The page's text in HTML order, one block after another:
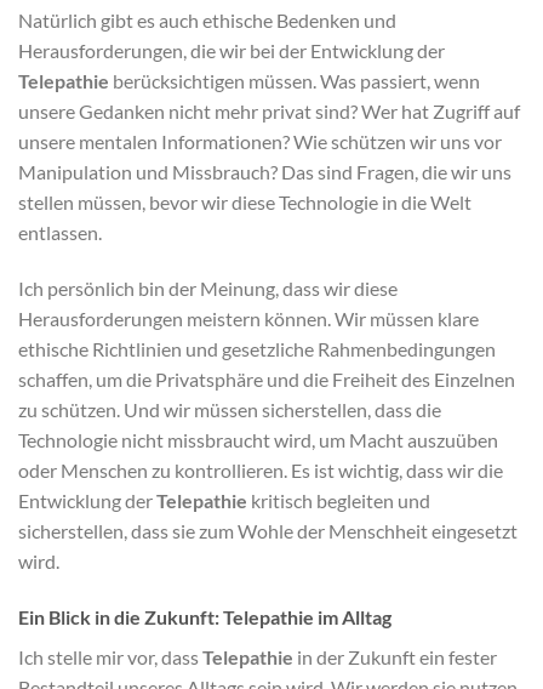
Natürlich gibt es auch ethische Bedenken und
Herausforderungen, die wir bei der Entwicklung der
Telepathie berücksichtigen müssen. Was passiert, wenn
unsere Gedanken nicht mehr privat sind? Wer hat Zugriff auf
unsere mentalen Informationen? Wie schützen wir uns vor
Manipulation und Missbrauch? Das sind Fragen, die wir uns
stellen müssen, bevor wir diese Technologie in die Welt
entlassen.
Ich persönlich bin der Meinung, dass wir diese
Herausforderungen meistern können. Wir müssen klare
ethische Richtlinien und gesetzliche Rahmenbedingungen
schaffen, um die Privatsphäre und die Freiheit des Einzelnen
zu schützen. Und wir müssen sicherstellen, dass die
Technologie nicht missbraucht wird, um Macht auszuüben
oder Menschen zu kontrollieren. Es ist wichtig, dass wir die
Entwicklung derTelepathie kritisch begleiten und
sicherstellen, dass sie zum Wohle der Menschheit eingesetzt
wird.
Ein Blick in die Zukunft: Telepathie im Alltag
Ich stelle mir vor, dassTelepathie in der Zukunft ein fester